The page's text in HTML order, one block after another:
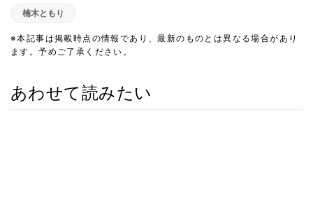
楠木ともり
※本記事は掲載時点の情報であり、最新のものとは異なる場合があり
ます。予めご了承ください。
あわせて読みたい